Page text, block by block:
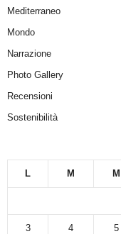
Mediterraneo
Mondo
Narrazione
Photo Gallery
Recensioni
Sostenibilità
L M M
3 4 5